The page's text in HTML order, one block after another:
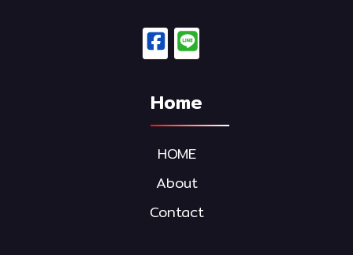
Home
HOME
About
Contact